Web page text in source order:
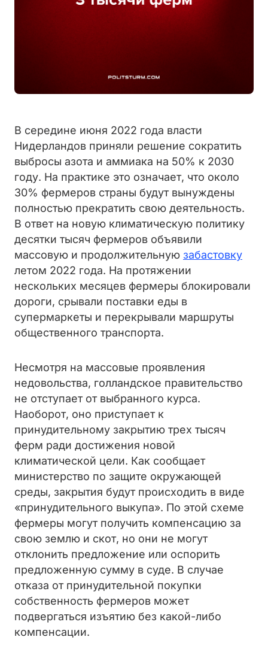
В середине июня 2022 года власти
Нидерландов приняли решение сократить
выбросы азота и аммиака на 50% к 2030
году. На практике это означает, что около
30% фермеров страны будут вынуждены
полностью прекратить свою деятельность.
В ответ на новую климатическую политику
десятки тысяч фермеров объявили
массовую и продолжительную забастовку
летом 2022 года. На протяжении
нескольких месяцев фермеры блокировали
дороги, срывали поставки еды в
супермаркеты и перекрывали маршруты
общественного транспорта.
Несмотря на массовые проявления
недовольства, голландское правительство
не отступает от выбранного курса.
Наоборот, оно приступает к
принудительному закрытию трех тысяч
ферм ради достижения новой
климатической цели. Как сообщает
министерство по защите окружающей
среды, закрытия будут происходить в виде
«принудительного выкупа». По этой схеме
фермеры могут получить компенсацию за
свою землю и скот, но они не могут
отклонить предложение или оспорить
предложенную сумму в суде. В случае
отказа от принудительной покупки
собственность фермеров может
подвергаться изъятию без какой-либо
компенсации.